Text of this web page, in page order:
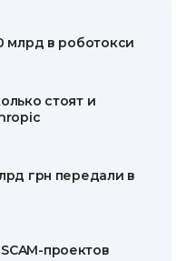
млрд в роботокси
стоят и
грн передали в
проектов